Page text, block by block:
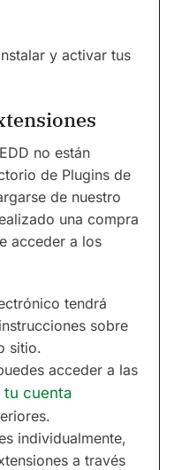
y activar tus
no están
de Plugins de
de nuestro
una compra
acceder a los
tendrá
sobre
sitio.
acceder a las
tu cuenta
individualmente,
a través